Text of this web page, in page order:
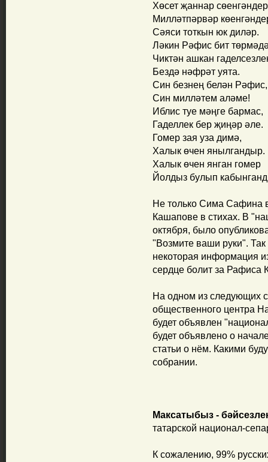
Хөсет җаннар
Милләтпәрвәр
Сәяси тоткын юк диләр.
Ләкин Рәфис бит
Чиктән ашкан
Бездә нәфрәт уята.
Син безнең белән
Син милләтем аләме!
Иблис туе мәңге бармас,
Гаделлек бер җиңәр әле.
Гомер зая уза димә,
Халык өчен янылгандыр.
Халык өчен янган гомер
Йолдыз булып
Не только Сима Сафина
Кашапове в стихах. В
октября, было
"Возмите ваши руки".
некоторая информация
сердце болит за Рафиса
На одном из следующих
общественного центра
будет объявлен
будет объявлено о
статьи о нём. Какими
собрании.
Максатыбыз -
татарской национал-
К сожалению, 99%